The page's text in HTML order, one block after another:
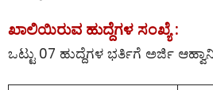
ಖಾಲಿಯಿರುವ ಹುದ್ದೆಗಳ ಸಂಖ್ಯೆ :
ಒಟ್ಟು 07 ಹುದ್ದೆಗಳ ಭರ್ತಿಗೆ ಅರ್ಜಿ